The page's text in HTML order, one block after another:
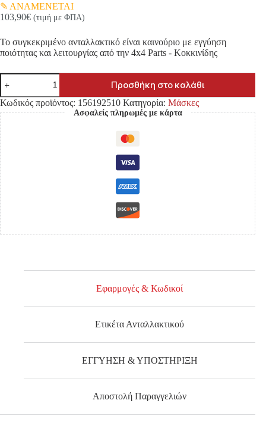
ΑΝΑΜΕΝΕΤΑΙ
103,90€ (τιμή με ΦΠΑ)
Το συγκεκριμένο ανταλλακτικό είναι καινούριο με εγγύηση
ποιότητας και λειτουργίας από την 4x4 Parts - Κοκκινίδης
ΜΑΣΚΑ
NISSAN
NAVARA
NP300
D23
'15-
2WD/4WD
ΧΡΩΜΙΟ/
ΜΑΥΡΗ
ποσότητα
Προσθήκη στο καλάθι
Κωδικός προϊόντος: 156192510 Κατηγορία: Μάσκες
Ασφαλείς πληρωμές με κάρτα
Εφαρμογές & Κωδικοί
Ετικέτα Ανταλλακτικού
ΕΓΓΥΗΣΗ & ΥΠΟΣΤΗΡΙΞΗ
Αποστολή Παραγγελιών